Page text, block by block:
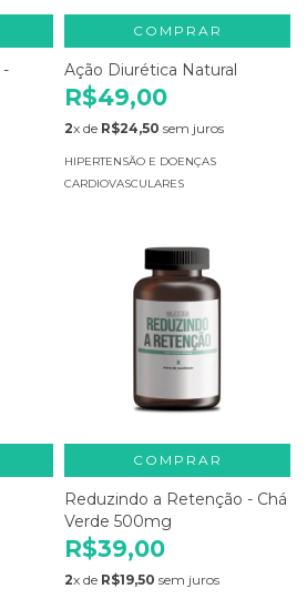
-
COMPRAR
Ação Diurética Natural
R$49,00
2x de R$24,50 sem juros
HIPERTENSÃO E DOENÇAS
CARDIOVASCULARES
COMPRAR
Reduzindo a Retenção - Chá
Verde 500mg
R$39,00
2x de R$19,50 sem juros